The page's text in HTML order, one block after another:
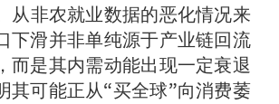
从非农就业数据的恶化情况来
下滑并非单纯源于产业链回流
而是其内需动能出现一定衰退
其可能正从“买全球”向消费萎